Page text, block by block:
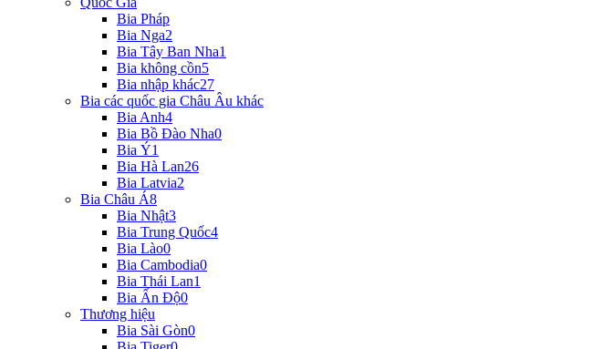
Bia Pháp
Bia Nga2
Bia Tây Ban Nha1
Bia không cồn5
Bia nhập khác27
Bia các quốc gia Châu Âu khác
Bia Anh4
Bia Bồ Đào Nha0
Bia Ý1
Bia Hà Lan26
Bia Latvia2
Bia Châu Á8
Bia Nhật3
Bia Trung Quốc4
Bia Lào0
Bia Cambodia0
Bia Thái Lan1
Bia Ấn Độ0
Thương hiệu
Bia Sài Gòn0